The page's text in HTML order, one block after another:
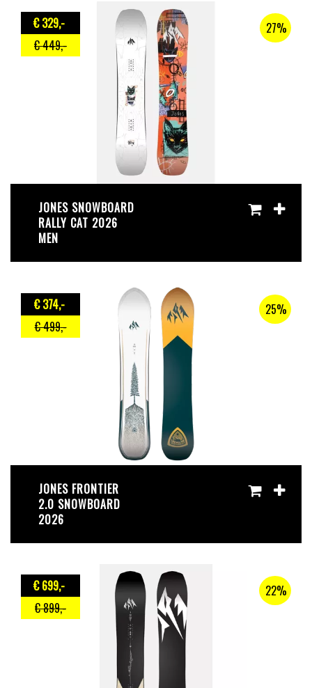
€ 329,-
€ 449,-
27%
JONES SNOWBOARD
RALLY CAT 2026
MEN
€ 374,-
€ 499,-
25%
JONES FRONTIER
2.0 SNOWBOARD
2026
€ 699,-
€ 899,-
22%